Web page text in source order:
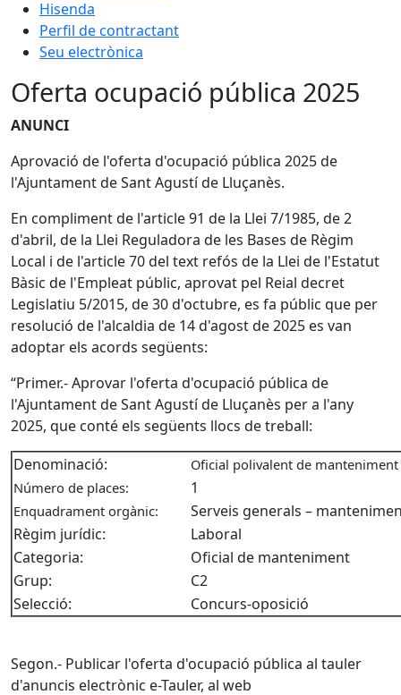
Hisenda
Perfil de contractant
Seu electrònica
Oferta ocupació pública 2025
ANUNCI
Aprovació de l'oferta d'ocupació pública 2025 de
l'Ajuntament de Sant Agustí de Lluçanès.
En compliment de l'article 91 de la Llei 7/1985, de 2
d'abril, de la Llei Reguladora de les Bases de Règim
Local i de l'article 70 del text refós de la Llei de l'Estatut
Bàsic de l'Empleat públic, aprovat pel Reial decret
Legislatiu 5/2015, de 30 d'octubre, es fa públic que per
resolució de l'alcaldia de 14 d'agost de 2025 es van
adoptar els acords següents:
“Primer.- Aprovar l'oferta d'ocupació pública de
l'Ajuntament de Sant Agustí de Lluçanès per a l'any
2025, que conté els següents llocs de treball:
Denominació:
Oficial polivalent de manteniment
Número de places:
1
Enquadrament orgànic:
Serveis generals –
Règim jurídic:
Laboral
Categoria:
Oficial de manteniment
Grup:
C2
Selecció:
Concurs-oposició
Segon.- Publicar l'oferta d'ocupació pública al tauler
d'anuncis electrònic e-Tauler, al web